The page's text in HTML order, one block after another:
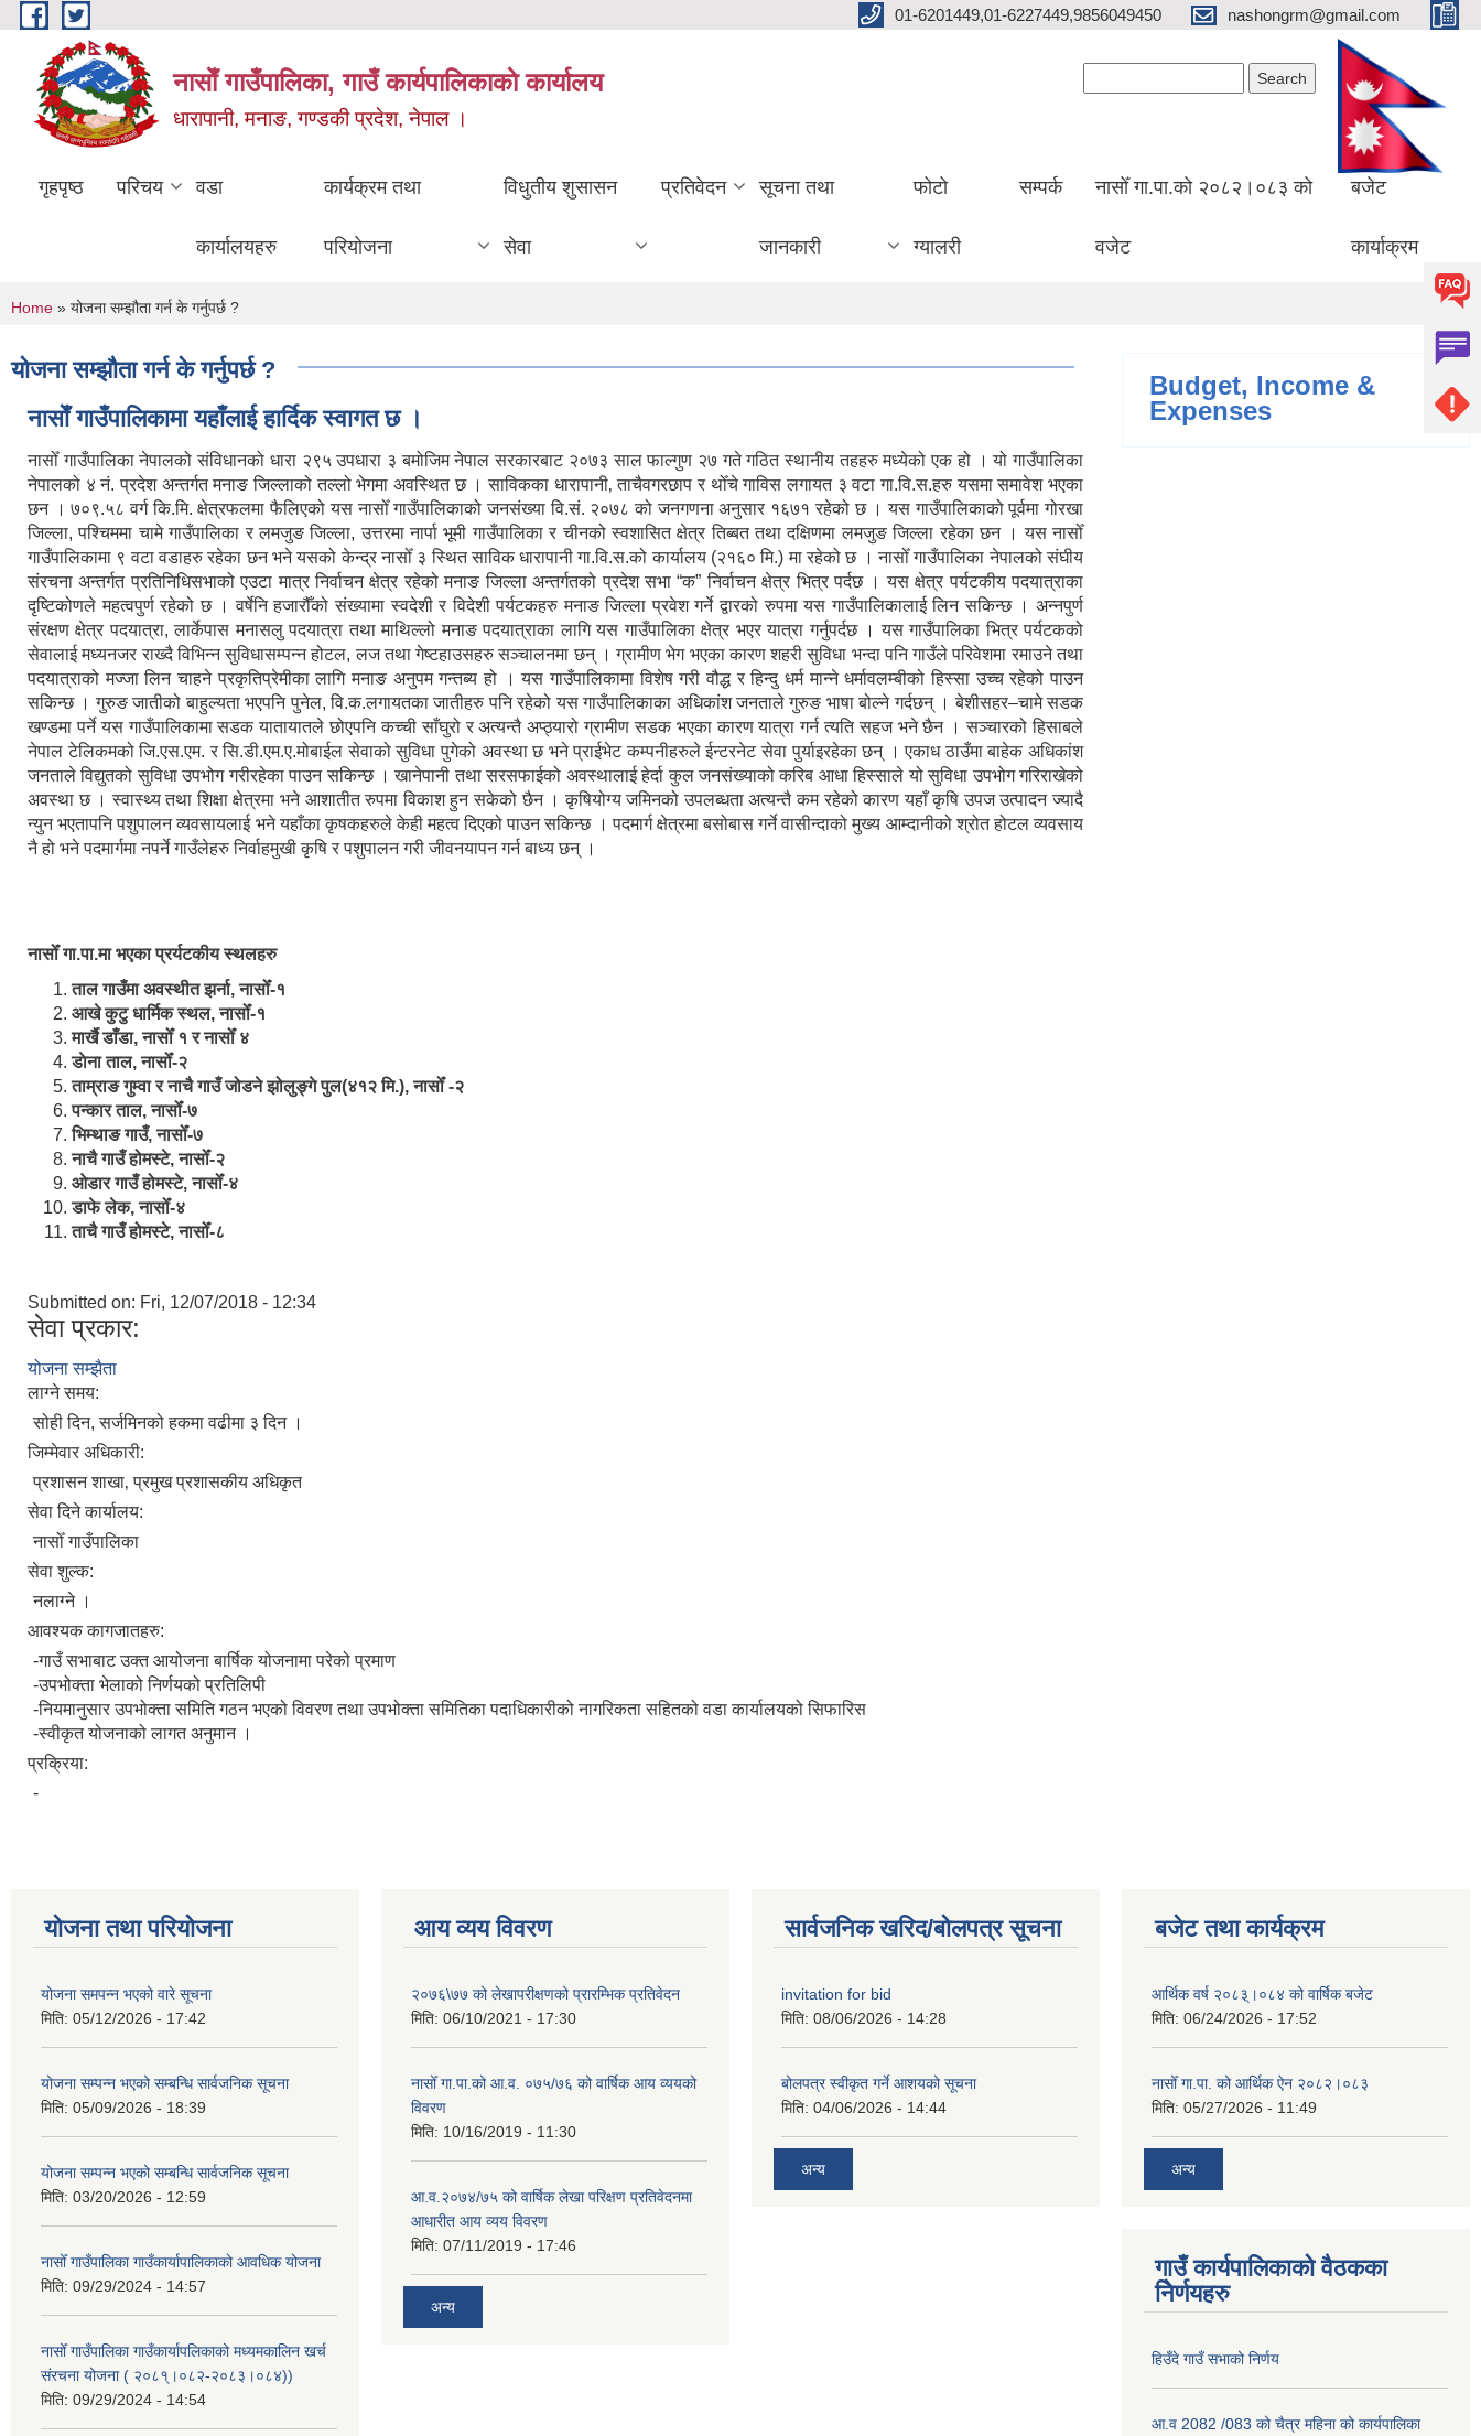
Skip to main content 01-6201449,01-6227449,9856049450 nashongrm@gmail.com
नासाेँ गाउँपालिका, गाउँ कार्यपालिकाकाे कार्यालय
धारापानी, मनाङ, गण्डकी प्रदेश, नेपाल ।
गृहपृष्ठ परिचय वडा
कार्यालयहरु
कार्यक्रम तथा
परियोजना
विधुतीय शुसासन
सेवा
प्रतिवेदन सूचना तथा
जानकारी
फोटो
ग्यालरी
सम्पर्क नासोँ गा.पा.को २०८२।०८३ को
वजेट
बजेट
कार्याक्रम
You are here
Home » योजना सम्झौता गर्न के गर्नुपर्छ ?
योजना सम्झौता गर्न के गर्नुपर्छ ?
नासाेँ गाउँपालिकामा यहाँलाई हार्दिक स्वागत छ ।
नासोँ गाउँपालिका नेपालको संविधानको धारा २९५ उपधारा ३ बमोजिम नेपाल सरकारबाट २०७३ साल फाल्गुण २७ गते गठित स्थानीय तहहरु मध्येको एक हो । यो गाउँपालिका
नेपालको ४ नं. प्रदेश अन्तर्गत मनाङ जिल्लाको तल्लो भेगमा अवस्थित छ । साविकका धारापानी‚ ताचैवगरछाप र थोँचे गाविस लगायत ३ वटा गा.वि.स.हरु यसमा समावेश भएका
छन । ७०९.५८ वर्ग कि.मि. क्षेत्रफलमा फैलिएको यस नासोँ गाउँपालिकाको जनसंख्या वि.सं. २०७८ को जनगणना अनुसार १६७१ रहेको छ । यस गाउँपालिकाको पूर्वमा गोरखा
जिल्ला, पश्चिममा चामे गाउँपालिका र लमजुङ जिल्ला, उत्तरमा नार्पा भूमी गाउँपालिका र चीनको स्वशासित क्षेत्र तिब्बत तथा दक्षिणमा लमजुङ जिल्ला रहेका छन । यस नासोँ
गाउँपालिकामा ९ वटा वडाहरु रहेका छन भने यसको केन्द्र नासोँ ३ स्थित साविक धारापानी गा.वि.स.को कार्यालय (२१६० मि.) मा रहेको छ । नासोँ गाउँपालिका नेपालको संघीय
संरचना अन्तर्गत प्रतिनिधिसभाको एउटा मात्र निर्वाचन क्षेत्र रहेको मनाङ जिल्ला अन्तर्गतको प्रदेश सभा “क” निर्वाचन क्षेत्र भित्र पर्दछ । यस क्षेत्र पर्यटकीय पदयात्राका
दृष्टिकोणले महत्वपुर्ण रहेको छ । वर्षेनि हजारौँको संख्यामा स्वदेशी र विदेशी पर्यटकहरु मनाङ जिल्ला प्रवेश गर्ने द्वारको रुपमा यस गाउँपालिकालाई लिन सकिन्छ । अन्नपुर्ण
संरक्षण क्षेत्र पदयात्रा, लार्केपास मनासलु पदयात्रा तथा माथिल्लो मनाङ पदयात्राका लागि यस गाउँपालिका क्षेत्र भएर यात्रा गर्नुपर्दछ । यस गाउँपालिका भित्र पर्यटकको
सेवालाई मध्यनजर राख्दै विभिन्न सुविधासम्पन्न होटल, लज तथा गेष्टहाउसहरु सञ्चालनमा छन् । ग्रामीण भेग भएका कारण शहरी सुविधा भन्दा पनि गाउँले परिवेशमा रमाउने तथा
पदयात्राको मज्जा लिन चाहने प्रकृतिप्रेमीका लागि मनाङ अनुपम गन्तब्य हो । यस गाउँपालिकामा विशेष गरी वौद्ध र हिन्दु धर्म मान्ने धर्मावलम्बीको हिस्सा उच्च रहेको पाउन
सकिन्छ । गुरुङ जातीको बाहुल्यता भएपनि पुनेल, वि.क.लगायतका जातीहरु पनि रहेको यस गाउँपालिकाका अधिकांश जनताले गुरुङ भाषा बोल्ने गर्दछन् । बेशीसहर–चामे सडक
खण्डमा पर्ने यस गाउँपालिकामा सडक यातायातले छोएपनि कच्ची साँघुरो र अत्यन्तै अप्ठ्यारो ग्रामीण सडक भएका कारण यात्रा गर्न त्यति सहज भने छैन । सञ्चारको हिसाबले
नेपाल टेलिकमको जि.एस.एम. र सि.डी.एम.ए.मोबाईल सेवाको सुविधा पुगेको अवस्था छ भने प्राईभेट कम्पनीहरुले ईन्टरनेट सेवा पुर्याइरहेका छन् । एकाध ठाउँमा बाहेक अधिकांश
जनताले विद्युतको सुविधा उपभोग गरीरहेका पाउन सकिन्छ । खानेपानी तथा सरसफाईको अवस्थालाई हेर्दा कुल जनसंख्याको करिब आधा हिस्साले यो सुविधा उपभोग गरिराखेको
अवस्था छ । स्वास्थ्य तथा शिक्षा क्षेत्रमा भने आशातीत रुपमा विकाश हुन सकेको छैन । कृषियोग्य जमिनको उपलब्धता अत्यन्तै कम रहेको कारण यहाँ कृषि उपज उत्पादन ज्यादै
न्युन भएतापनि पशुपालन व्यवसायलाई भने यहाँका कृषकहरुले केही महत्व दिएको पाउन सकिन्छ । पदमार्ग क्षेत्रमा बसोबास गर्ने वासीन्दाको मुख्य आम्दानीको श्रोत होटल व्यवसाय
नै हो भने पदमार्गमा नपर्ने गाउँलेहरु निर्वाहमुखी कृषि र पशुपालन गरी जीवनयापन गर्न बाध्य छन् ।
नासोँ गा.पा.मा भएका प्रर्यटकीय स्थलहरु
ताल गाउँमा अवस्थीत झर्ना, नासोँ-१
आखे कुटु धार्मिक स्थल, नासोँ-१
मार्खै डाँडा, नासोँ १ र नासोँ ४
डाेना ताल, नासोँ-२
ताम्राङ गुम्वा र नाचै गाउँ जोडने झोलुङ्गे पुल(४१२ मि.), नासोँ -२
पन्कार ताल, नासोँ-७
भिम्थाङ गाउँ, नासोँ-७
नाचै गाउँ होमस्टे, नासोँ-२
ओ‍‍‌डार गाउँ होमस्टे, नासोँ-४
डाफे लेक, नासोँ-४
ताचै गाउँ होमस्टे, नासोँ-८
Submitted on: Fri, 12/07/2018 - 12:34
सेवा प्रकार:
योजना सम्झैता
लाग्ने समय:
सोही दिन, सर्जमिनको हकमा वढीमा ३ दिन ।
जिम्मेवार अधिकारी:
प्रशासन शाखा‚ प्रमुख प्रशासकीय अधिकृत
सेवा दिने कार्यालय:
नासोँ गाउँपालिका
सेवा शुल्क:
नलाग्‍ने ।
आवश्यक कागजातहरु:
-गाउँ सभाबाट उक्त आयोजना बार्षिक योजनामा परेको प्रमाण
-उपभोक्ता भेलाको निर्णयको प्रतिलिपी
-नियमानुसार उपभोक्ता समिति गठन भएको विवरण तथा उपभोक्ता समितिका पदाधिकारीको नागरिकता सहितको वडा कार्यालयको सिफारिस
-स्वीकृत योजनाको लागत अनुमान ।
प्रक्रिया:
-
Budget, Income &
Expenses
योजना तथा परियोजना
योजना समपन्न भएको वारे सूचना
मिति: 05/12/2026 - 17:42
योजना सम्पन्न भएको सम्बन्धि सार्वजनिक सूचना
मिति: 05/09/2026 - 18:39
योजना सम्पन्न भएको सम्बन्धि सार्वजनिक सूचना
मिति: 03/20/2026 - 12:59
नासोँ गाउँपालिका गाउँकार्यापालिकाको आवधिक योजना
मिति: 09/29/2024 - 14:57
नासोँ गाउँपालिका गाउँकार्यापलिकाको मध्यमकालिन खर्च
संरचना योजना ( २०८१्।०८२-२०८३।०८४))
मिति: 09/29/2024 - 14:54
आय व्यय विवरण
२०७६\७७ को लेखापरीक्षणको प्रारम्भिक प्रतिवेदन
मिति: 06/10/2021 - 17:30
नासोँ गा.पा.को आ.व. ०७५/७६ को वार्षिक आय व्ययको
विवरण
मिति: 10/16/2019 - 11:30
आ.व.२०७४/७५ को वार्षिक लेखा परिक्षण प्रतिवेदनमा
आधारीत आय व्यय विवरण
मिति: 07/11/2019 - 17:46
अन्य
सार्वजनिक खरिद/बोलपत्र सूचना
invitation for bid
मिति: 08/06/2026 - 14:28
बोलपत्र स्वीकृत गर्ने आशयको सूचना
मिति: 04/06/2026 - 14:44
अन्य
बजेट तथा कार्यक्रम
आर्थिक वर्ष २०८३्।०८४ को वार्षिक बजेट
मिति: 06/24/2026 - 17:52
नासोँ गा.पा. को आर्थिक ऐन २०८२।०८३
मिति: 05/27/2026 - 11:49
अन्य
गाउँ कार्यपालिकाको वैठकका
निेर्णयहरु
हिउँदे गाउँ सभाको निर्णय
आ.व 2082 /083 को चैत्र महिना को कार्यपालिका